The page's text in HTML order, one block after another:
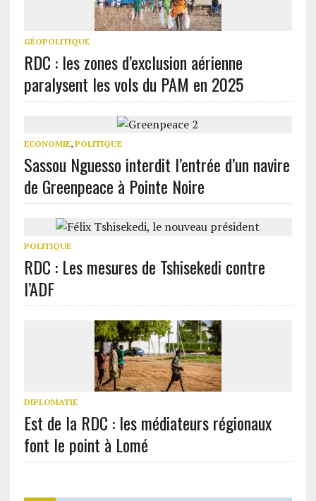
GÉOPOLITIQUE
RDC : les zones d’exclusion aérienne
paralysent les vols du PAM en 2025
ECONOMIE, POLITIQUE
Sassou Nguesso interdit l’entrée d’un navire
de Greenpeace à Pointe Noire
POLITIQUE
RDC : Les mesures de Tshisekedi contre
l’ADF
DIPLOMATIE
Est de la RDC : les médiateurs régionaux
font le point à Lomé